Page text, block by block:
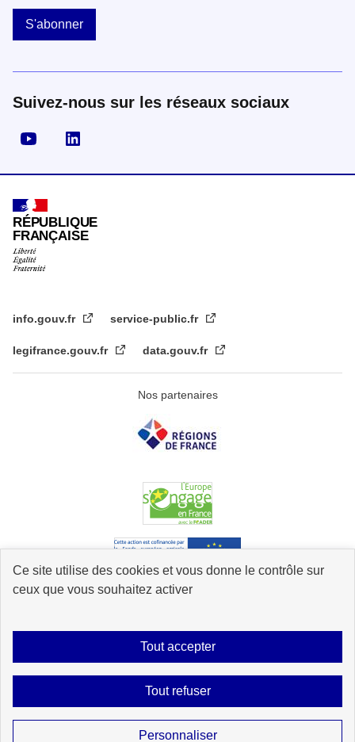
Ce site utilise des cookies et vous donne le contrôle sur
ceux que vous souhaitez activer
Tout accepter
Tout refuser
Personnaliser
S'abonner
Suivez-nous sur les réseaux sociaux
Visiter la page YouTube
RÉPUBLIQUE
FRANÇAISE
info.gouv.fr service-public.fr
legifrance.gouv.fr data.gouv.fr
Nos partenaires
Accessibilité : partiellement conforme Mentions légales
personnelles Plan du site Contact Glossaire